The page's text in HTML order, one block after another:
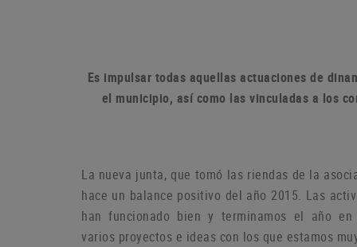
Es impulsar todas aquellas actuaciones de
el municipio, así como las vinculadas a los
La nueva junta, que tomó las riendas de la
hace un balance positivo del año 2015. Las
han funcionado bien y terminamos el año
varios proyectos e ideas con los que estamos